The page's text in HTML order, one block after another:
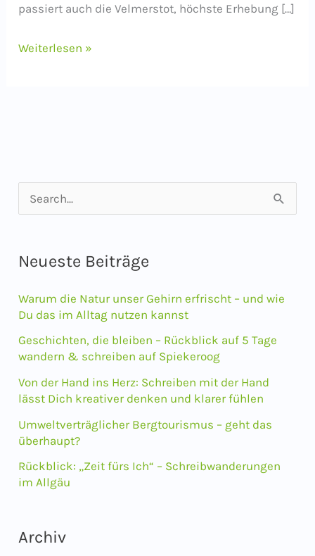
passiert auch die Velmerstot, höchste Erhebung […]
Wandertipp:
Weiterlesen »
u
h
n
n
a
c
:
Neueste Beiträge
Warum die Natur unser Gehirn erfrischt – und wie
Du das im Alltag nutzen kannst
Geschichten, die bleiben – Rückblick auf 5 Tage
wandern & schreiben auf Spiekeroog
Von der Hand ins Herz: Schreiben mit der Hand
lässt Dich kreativer denken und klarer fühlen
Umweltverträglicher Bergtourismus – geht das
überhaupt?
Rückblick: „Zeit fürs Ich“ – Schreibwanderungen
im Allgäu
Archiv